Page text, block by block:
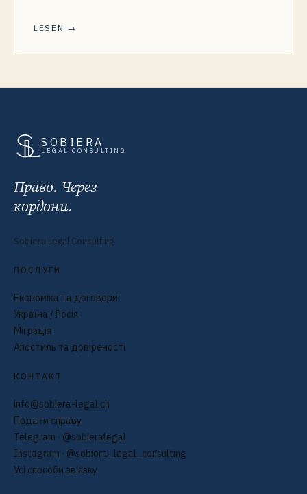
LESEN →
SOBIERA
LEGAL CONSULTING
Право. Через
кордони.
Sobiera Legal Consulting
ПОСЛУГИ
Економіка та договори
Україна / Росія
Міграція
Апостиль та довіреності
КОНТАКТ
info@sobiera-legal.ch
Подати справу
Telegram · @sobieralegal
Instagram · @sobiera_legal_consulting
Усі способи зв'язку